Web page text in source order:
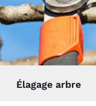
Élagage arbre